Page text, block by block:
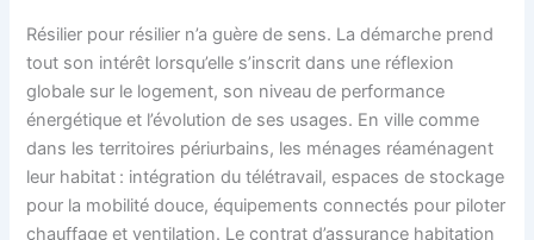
Résilier pour résilier n’a guère de sens. La démarche prend
tout son intérêt lorsqu’elle s’inscrit dans une réflexion
globale sur le logement, son niveau de performance
énergétique et l’évolution de ses usages. En ville comme
dans les territoires périurbains, les ménages réaménagent
leur habitat : intégration du télétravail, espaces de stockage
pour la mobilité douce, équipements connectés pour piloter
chauffage et ventilation. Le contrat d’assurance habitation